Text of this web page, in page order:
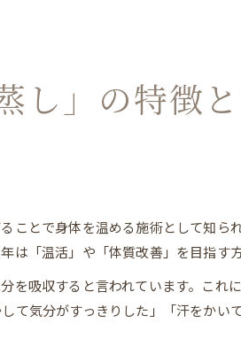
し」の特徴
ことで身体を温める施術として知
は「温活」や「体質改善」を目指す
を吸収すると言われています。こ
て気分がすっきりした」「汗をかい